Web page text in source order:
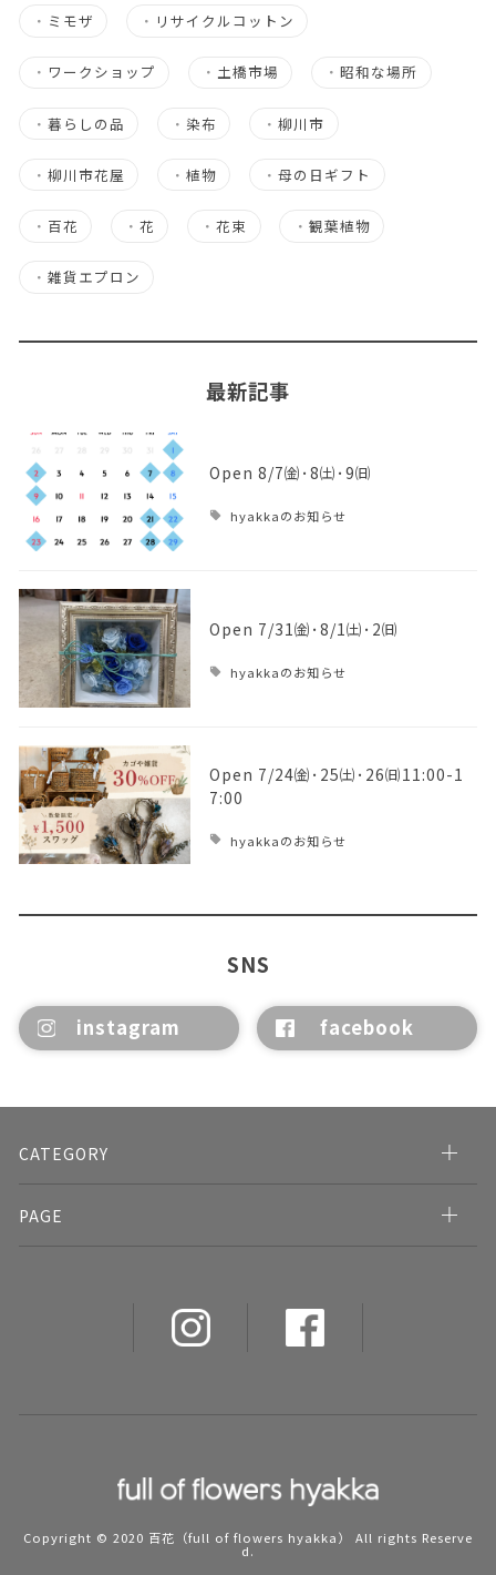
・ ミモザ ・ リサイクルコットン
・ ワークショップ ・ 土橋市場 ・昭和な場所
・ 暮らしの品 ・ 染布 ・柳川市
・ 柳川市花屋 ・植物 ・母の日ギフト
・ 百花 ・花 ・花束 ・ 観葉植物
・ 雑貨エプロン
最新記事
Open 8/7㈮･8㈯･9㈰
hyakkaのお知らせ
Open 7/31㈮･8/1㈯･2㈰
hyakkaのお知らせ
Open 7/24㈮･25㈯･26㈰11:00-1
7:00
hyakkaのお知らせ
SNS
instagram facebook
CATEGORY
PAGE
Copyright © 2020 百花（full of flowers hyakka） All rights Reserve
d.